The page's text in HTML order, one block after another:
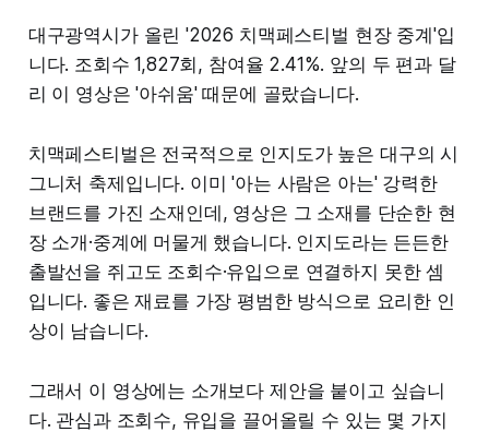
대구광역시가 올린 '2026 치맥페스티벌 현장 중계'입
니다. 조회수 1,827회, 참여율 2.41%. 앞의 두 편과 달
리 이 영상은 '아쉬움' 때문에 골랐습니다.
치맥페스티벌은 전국적으로 인지도가 높은 대구의 시
그니처 축제입니다. 이미 '아는 사람은 아는' 강력한
브랜드를 가진 소재인데, 영상은 그 소재를 단순한 현
장 소개·중계에 머물게 했습니다. 인지도라는 든든한
출발선을 쥐고도 조회수·유입으로 연결하지 못한 셈
입니다. 좋은 재료를 가장 평범한 방식으로 요리한 인
상이 남습니다.
그래서 이 영상에는 소개보다 제안을 붙이고 싶습니
다. 관심과 조회수, 유입을 끌어올릴 수 있는 몇 가지